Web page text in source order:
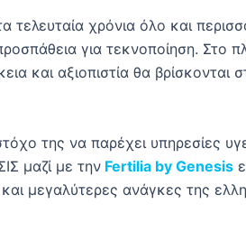
τελευταία χρόνια όλο και
για τεκνοποίηση. Στο
και αξιοπιστία θα
της να παρέχει υπηρεσίες
μαζί με την Fertilia by Genesis
μεγαλύτερες ανάγκες της